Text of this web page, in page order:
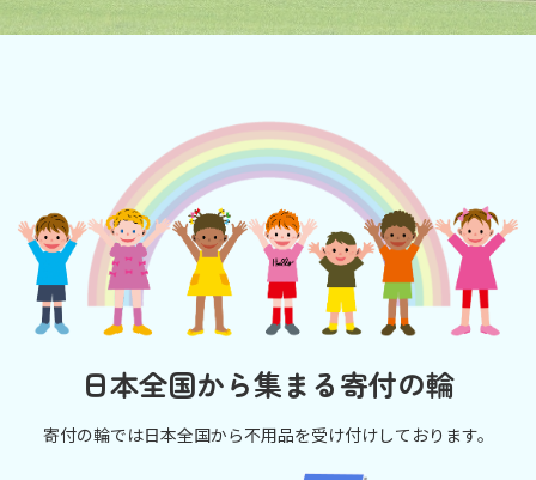
日本全国から集まる寄付の輪
寄付の輪では日本全国から不用品を受け付けしております。